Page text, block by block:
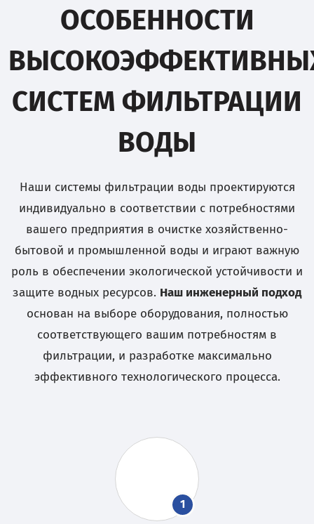
ОСОБЕННОСТИ
СИСТЕМ ФИЛЬТРАЦИИ
ВОДЫ
Наши системы фильтрации воды проектируются
индивидуально в соответствии с потребностями
вашего предприятия в очистке хозяйственно-
бытовой и промышленной воды и играют важную
роль в обеспечении экологической устойчивости и
защите водных ресурсов. Наш инженерный подход
основан на выборе оборудования, полностью
соответствующего вашим потребностям в
фильтрации, и разработке максимально
эффективного технологического процесса.
1